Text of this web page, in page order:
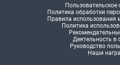
Пользовательское
Политика обработки
Правила использования
Политика
Деятельность в
Руководство
Наши